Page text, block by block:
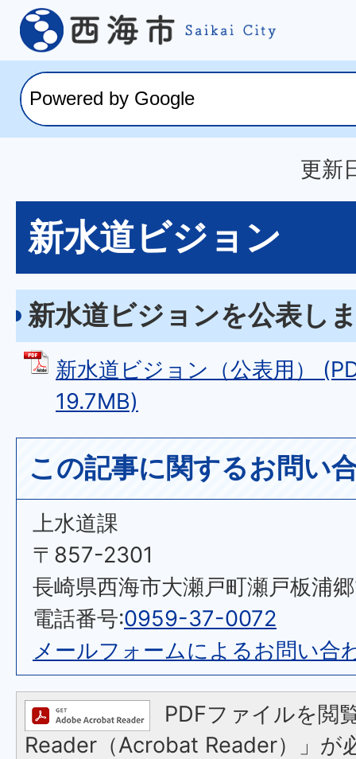
更新
新水道ビジョン
新水道ビジョンを公表し
新水道ビジョン（公表用）
19.7MB)
この記事に関するお問い
上水道課
〒857-2301
長崎県西海市大瀬戸町瀬戸板浦
電話番号:0959-37-0072
メールフォームによるお問い合
PDFファイルを閲
Reader（Acrobat Reader）」が